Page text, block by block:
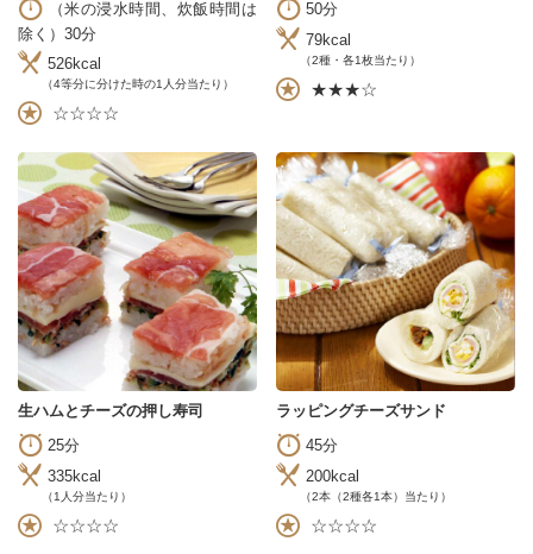
（米の浸水時間、炊飯時間は
除く）30分
526kcal
（4等分に分けた時の1人分当たり）
☆☆☆☆
50分
79kcal
（2種・各1枚当たり）
★★★☆
生ハムとチーズの押し寿司
25分
335kcal
（1人分当たり）
☆☆☆☆
ラッピングチーズサンド
45分
200kcal
（2本（2種各1本）当たり）
☆☆☆☆